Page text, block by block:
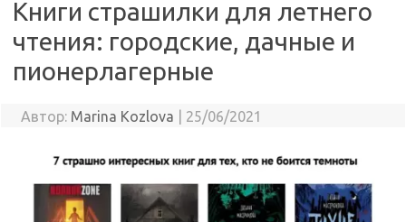
Книги страшилки для летнего
чтения: городские, дачные и
пионерлагерные
Автор: Marina Kozlova 25/06/2021